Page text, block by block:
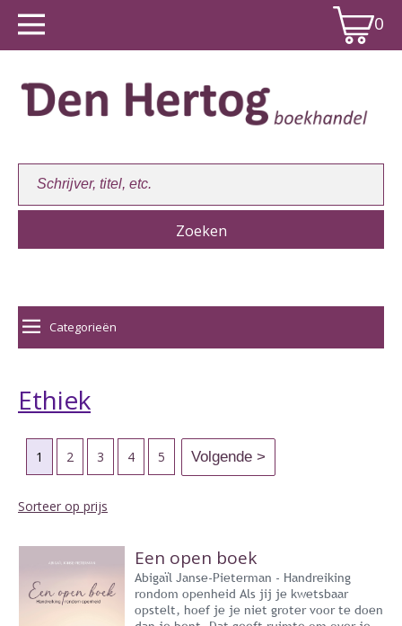
0
Winkelwagen:0
Categorieën
Ethiek
1 2 3 4 5
Sorteer op prijs
Een open boek
Abigaïl Janse-Pieterman - Handreiking
rondom openheid Als jij je kwetsbaar
opstelt, hoef je je niet groter voor te doen